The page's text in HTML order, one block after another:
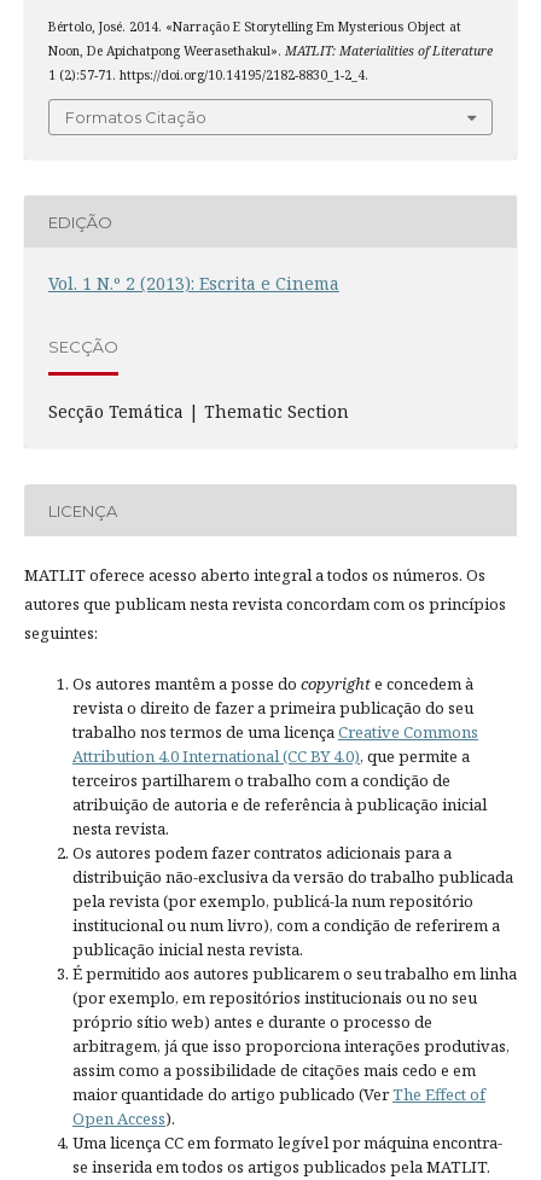
Bértolo, José. 2014. «Narração E Storytelling Em Mysterious Object at
Noon, De Apichatpong Weerasethakul». MATLIT: Materialities of Literature
1 (2):57-71. https://doi.org/10.14195/2182-8830_1-2_4.
Formatos Citação
EDIÇÃO
Vol. 1 N.º 2 (2013): Escrita e Cinema
SECÇÃO
Secção Temática | Thematic Section
LICENÇA
MATLIT oferece acesso aberto integral a todos os números. Os
autores que publicam nesta revista concordam com os princípios
seguintes:
Os autores mantêm a posse do copyrighte concedem à
revista o direito de fazer a primeira publicação do seu
trabalho nos termos de uma licençaCreative Commons
Attribution 4.0 International (CC BY 4.0), que permite a
terceiros partilharem o trabalho com a condição de
atribuição de autoria e de referência à publicação inicial
nesta revista.
Os autores podem fazer contratos adicionais para a
distribuição não-exclusiva da versão do trabalho publicada
pela revista (por exemplo, publicá-la num repositório
institucional ou num livro), com a condição de referirem a
publicação inicial nesta revista.
É permitido aos autores publicarem o seu trabalho em linha
(por exemplo, em repositórios institucionais ou no seu
próprio sítio web) antes e durante o processo de
arbitragem, já que isso proporciona interações produtivas,
assim como a possibilidade de citações mais cedo e em
maior quantidade do artigo publicado (VerThe Effect of
Open Access).
Uma licença CC em formato legível por máquina encontra-
se inserida em todos os artigos publicados pela MATLIT.